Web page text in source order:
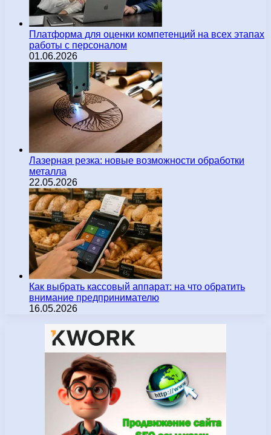
Платформа для оценки компетенций на всех этапах
работы с персоналом
01.06.2026
Лазерная резка: новые возможности обработки
металла
22.05.2026
Как выбрать кассовый аппарат: на что обратить
внимание предпринимателю
16.05.2026